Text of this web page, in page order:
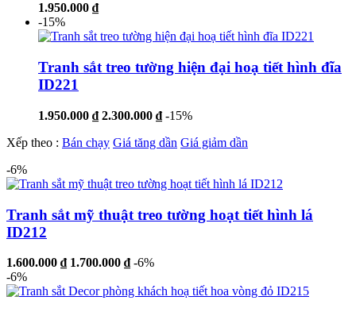
1.950.000 ₫
-15%
Tranh sắt treo tường hiện đại hoạ tiết hình đĩa
ID221
1.950.000 ₫ 2.300.000 ₫ -15%
Xếp theo : Bán chạy Giá tăng dần Giá giảm dần
-6%
Tranh sắt mỹ thuật treo tường hoạt tiết hình lá
ID212
1.600.000 ₫ 1.700.000 ₫ -6%
-6%